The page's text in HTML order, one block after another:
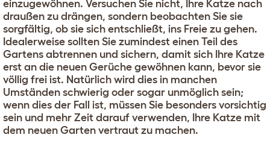
einzugewöhnen. Versuchen Sie nicht, Ihre Katze nach
draußen zu drängen, sondern beobachten Sie sie
sorgfältig, ob sie sich entschließt, ins Freie zu gehen.
Idealerweise sollten Sie zumindest einen Teil des
Gartens abtrennen und sichern, damit sich Ihre Katze
erst an die neuen Gerüche gewöhnen kann, bevor sie
völlig frei ist. Natürlich wird dies in manchen
Umständen schwierig oder sogar unmöglich sein;
wenn dies der Fall ist, müssen Sie besonders vorsichtig
sein und mehr Zeit darauf verwenden, Ihre Katze mit
dem neuen Garten vertraut zu machen.